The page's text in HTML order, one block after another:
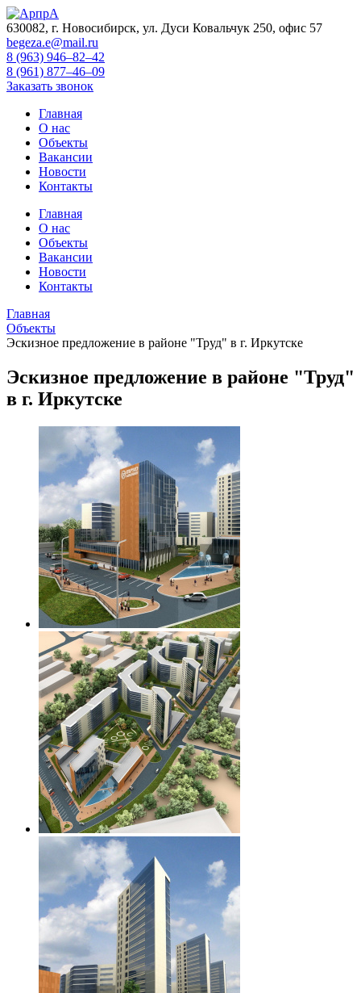
630082, г. Новосибирск, ул. Дуси Ковальчук 250, офис 57
begeza.e@mail.ru
8 (963) 946–82–42
8 (961) 877–46–09
Заказать звонок
Главная
О нас
Объекты
Вакансии
Новости
Контакты
Главная
О нас
Объекты
Вакансии
Новости
Контакты
Главная
Объекты
Эскизное предложение в районе "Труд" в г. Иркутске
Эскизное предложение в районе "Труд"
в г. Иркутске